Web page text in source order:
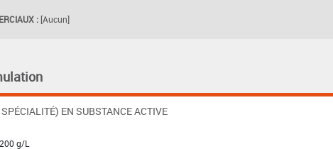
: [Aucun]
EN SUBSTANCE ACTIVE
g/L